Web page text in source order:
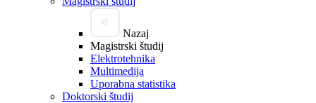
Nazaj
Magistrski študij
Elektrotehnika
Multimedija
Uporabna statistika
Doktorski študij